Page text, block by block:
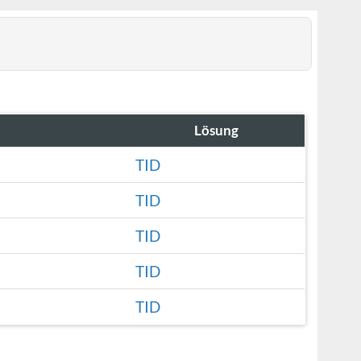
Lösung
TID
TID
TID
TID
TID